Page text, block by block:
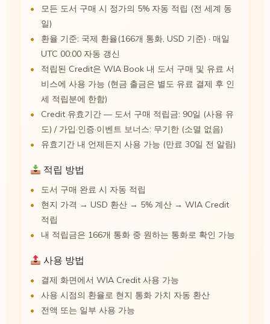
모든 도서 구매 시 정가의 5% 자동 적립 (전 세계 동
일)
환율 기준: 국제 환율(166개 통화, USD 기준) · 매일
UTC 00:00 자동 갱신
적립된 Credit은 WIA Book 내 도서 구매 및 유료 서
비스에 사용 가능 (현금 출금은 별도 유료 결제 후 인
세 적립분에 한함)
Credit 유효기간 — 도서 구매 적립금: 90일 (사용 유
도) / 가입·인증·이벤트 보너스: 무기한 (소멸 없음)
유효기간 내 언제든지 사용 가능 (만료 30일 전 알림)
적립 방법
도서 구매 완료 시 자동 적립
현지 가격 → USD 환산 → 5% 계산 → WIA Credit
적립
내 적립금은 166개 통화 중 원하는 통화로 확인 가능
사용 방법
결제 화면에서 WIA Credit 사용 가능
사용 시점의 환율로 현지 통화 가치 자동 환산
전액 또는 일부 사용 가능